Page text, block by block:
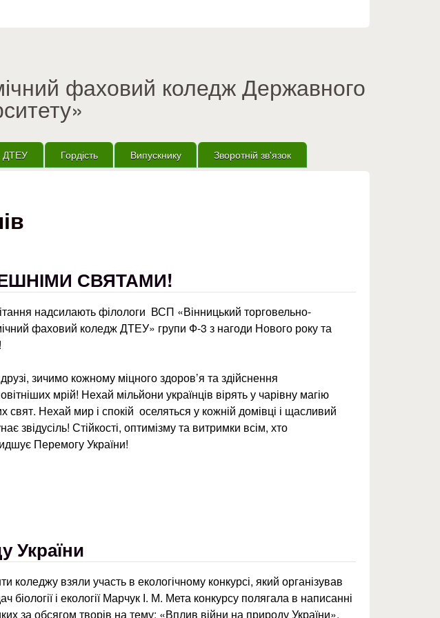
фаховий коледж Державного
ДТЕУ Гордість Випускнику Зворотній зв'язок
СВЯТАМИ!
надсилають філологи ВСП «Вінницький торговельно-
фаховий коледж ДТЕУ» групи Ф-3 з нагоди Нового року та
зичимо кожному міцного здоров’я та здійснення
мрій! Нехай мільйони українців вірять у чарівну магію
свят. Нехай мир і спокій оселяться у кожній домівці і щасливий
звідусіль! Стійкості, оптимізму та витримки всім, хто
Перемогу України!
України
коледжу взяли участь в екологічному конкурсі, який організував
біології і екології Марчук І. М. Мета конкурсу полягала в написанні
за обсягом творів на тему: «Вплив війни на природу України».